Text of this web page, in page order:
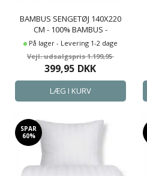
BAMBUS SENGETØJ 140X220
CM - 100% BAMBUS -
CHAMPAGNE FARVET
På lager - Levering 1-2 dage
1.199,95
399,95 DKK
SPAR
60%